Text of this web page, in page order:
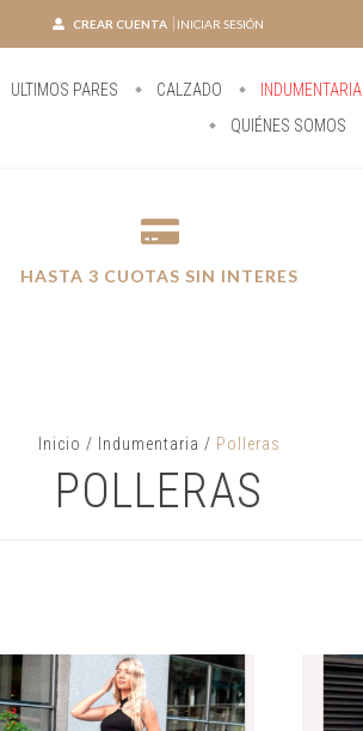
CREAR CUENTA INICIAR SESIÓN
ULTIMOS PARES CALZADO INDUMENTARIA
QUIÉNES SOMOS
HASTA 3 CUOTAS SIN INTERES
Inicio / Indumentaria / Polleras
POLLERAS